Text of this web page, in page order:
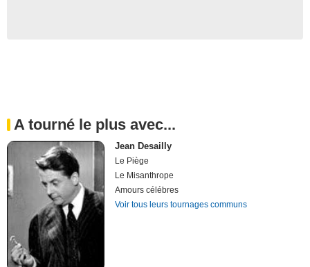
A tourné le plus avec...
Jean Desailly
Le Piège
Le Misanthrope
Amours célébres
Voir tous leurs tournages communs